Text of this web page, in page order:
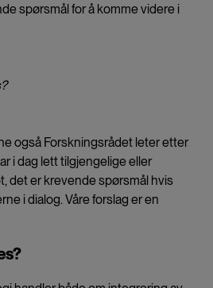
spørsmål for å komme videre i
også Forskningsrådet leter etter
i dag lett tilgjengelige eller
det er krevende spørsmål hvis
i dialog. Våre forslag er en